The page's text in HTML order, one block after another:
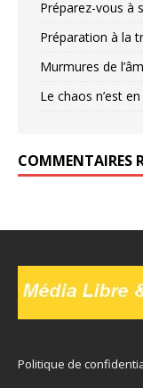
Préparez-vous à
Préparation à la
Murmures de
Le chaos n’est
COMMENTAIRES
Politique de